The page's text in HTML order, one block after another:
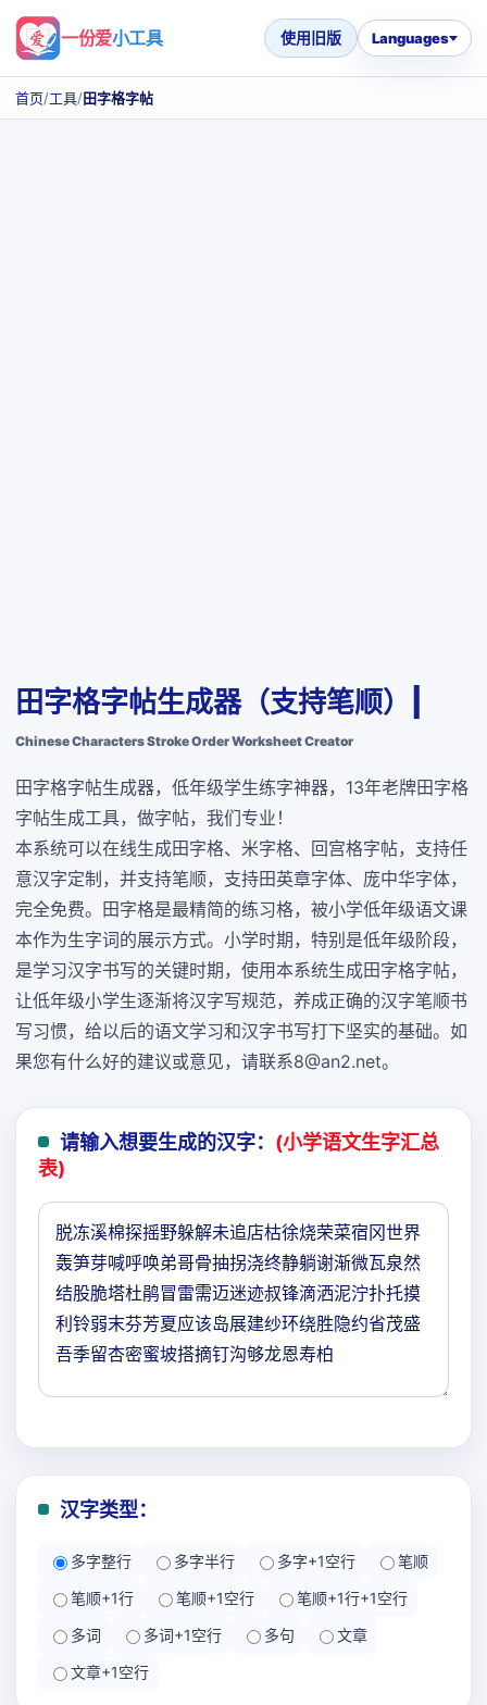
一份爱小工具 使用旧版 Languages
首页/工具/田字格字帖
田字格字帖生成器（支持笔顺）|
Chinese Characters Stroke Order Worksheet Creator
田字格字帖生成器，低年级学生练字神器，13年老牌田字格
字帖生成工具，做字帖，我们专业！
本系统可以在线生成田字格、米字格、回宫格字帖，支持任
意汉字定制，并支持笔顺，支持田英章字体、庞中华字体，
完全免费。田字格是最精简的练习格，被小学低年级语文课
本作为生字词的展示方式。小学时期，特别是低年级阶段，
是学习汉字书写的关键时期，使用本系统生成田字格字帖，
让低年级小学生逐渐将汉字写规范，养成正确的汉字笔顺书
写习惯，给以后的语文学习和汉字书写打下坚实的基础。如
果您有什么好的建议或意见，请联系8@an2.net。
请输入想要生成的汉字： (小学语文生字汇总
表)
汉字类型：
多字整行 多字半行 多字+1空行
笔顺
笔顺+1行
笔顺+1空行
笔顺+1行+1空行
多词
多词+1空行 多句
文章
文章+1空行